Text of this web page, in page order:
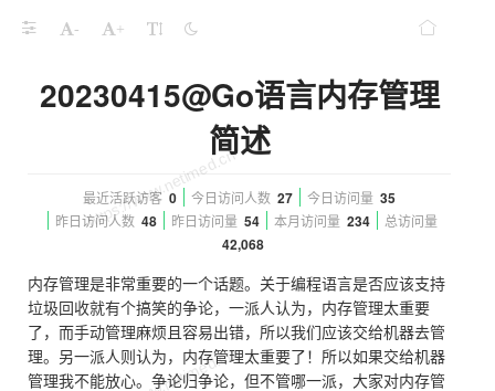
- +
20230415@Go语言内存管理
简述
最近活跃访客 0 今日访问人数 27 今日访问量 35
昨日访问人数 48 昨日访问量 54 本月访问量 234 总访问量
42,068
内存管理是非常重要的一个话题。关于编程语言是否应该支持
垃圾回收就有个搞笑的争论，一派人认为，内存管理太重要
了，而手动管理麻烦且容易出错，所以我们应该交给机器去管
理。另一派人则认为，内存管理太重要了！所以如果交给机器
管理我不能放心。争论归争论，但不管哪一派，大家对内存管